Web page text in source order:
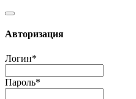
Авторизация
Логин*
Пароль*